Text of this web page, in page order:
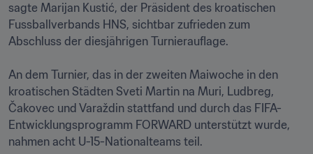
sagte Marijan Kustić, der Präsident des kroatischen
Fussballverbands HNS, sichtbar zufrieden zum
Abschluss der diesjährigen Turnierauflage.
An dem Turnier, das in der zweiten Maiwoche in den
kroatischen Städten Sveti Martin na Muri, Ludbreg,
Čakovec und Varaždin stattfand und durch das FIFA-
Entwicklungsprogramm FORWARD unterstützt wurde,
nahmen acht U-15-Nationalteams teil.